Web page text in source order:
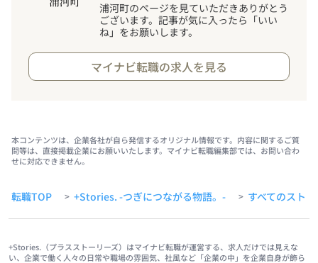
浦河町のページを見ていただきありがとう
ございます。記事が気に入ったら「いい
ね」をお願いします。
マイナビ転職の求人を見る
本コンテンツは、企業各社が自ら発信するオリジナル情報です。内容に関するご質
問等は、直接掲載企業にお願いいたします。マイナビ転職編集部では、お問い合わ
せに対応できません。
転職TOP > +Stories. -つぎにつながる物語。- > すべてのスト
+Stories.（プラスストーリーズ）はマイナビ転職が運営する、求人だけでは見えな
い、企業で働く人々の日常や職場の雰囲気、社風など「企業の中」を企業自身が飾ら